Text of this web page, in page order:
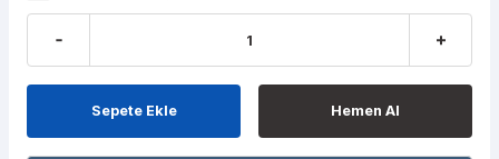
Sepete Ekle Hemen Al